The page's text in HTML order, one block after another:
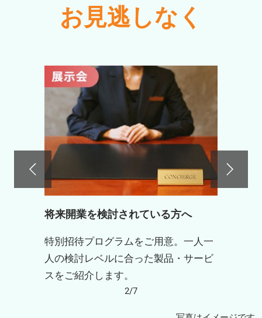
お見逃しなく
将来開業を検討されている方へ
特別招待プログラムをご用意。一人一
人の検討レベルに合った製品・サービ
スをご紹介します。
2/7